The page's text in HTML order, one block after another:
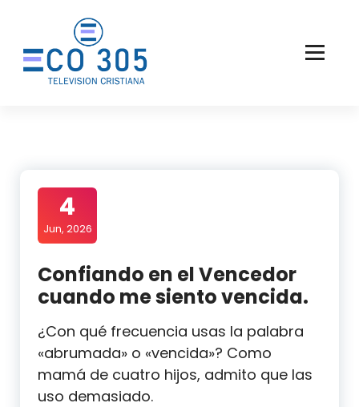
contenido
4
Jun, 2026
Confiando en el Vencedor
cuando me siento vencida.
¿Con qué frecuencia usas la palabra
«abrumada» o «vencida»? Como
mamá de cuatro hijos, admito que las
uso demasiado.